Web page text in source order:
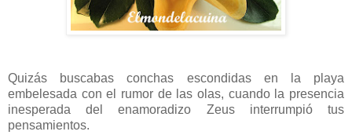
Quizás buscabas conchas escondidas en la playa
embelesada con el rumor de las olas, cuando la presencia
inesperada del enamoradizo Zeus interrumpió tus
pensamientos.